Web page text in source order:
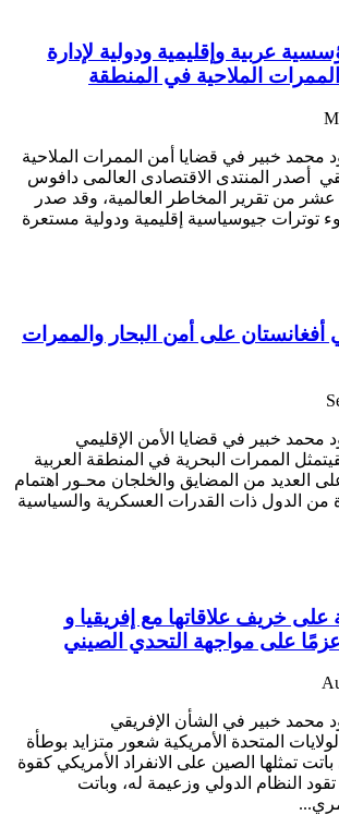
عربية وإقليمية ودولية لإدارة
الملاحية في المنطقة
محمد خبير في قضايا أمن الممرات الملاحية
أصدر المنتدى الاقتصادى العالمى دافوس
عشر من تقرير المخاطر العالمية، وقد صدر
توترات جيوسياسية إقليمية ودولية مستعرة
أفغانستان على أمن البحار والممرات
خبير في قضايا الأمن الإقليمي
الممرات البحرية في المنطقة العربية
العديد من المضايق والخلجان محـور اهتمام
من الدول ذات القدرات العسكرية والسياسية
على خريف علاقاتها مع إفريقيا و
عزمًا على مواجهة التحدي الصيني
محمد خبير في الشأن الإفريقي
المتحدة الأمريكية شعور متزايد بوطأة
باتت تمثلها الصين على الانفراد الأمريكي كقوة
النظام الدولي وزعيمة له، وباتت